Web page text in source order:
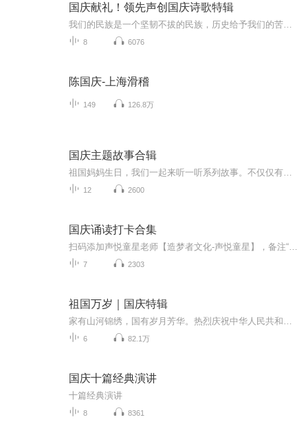
国庆献礼！领先声创国庆诗歌特辑
8 6076
陈国庆-上海滑稽
149 126.8万
国庆主题故事合辑
12 2600
国庆诵读打卡合集
7 2303
祖国万岁｜国庆特辑
6 82.1万
国庆十篇经典演讲
十篇经典演讲
8 8361